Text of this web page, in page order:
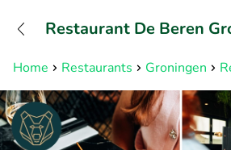
Home Restaurants Groningen
Restaurant De Beren